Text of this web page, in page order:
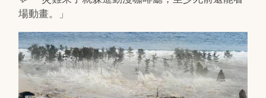
場動畫。」